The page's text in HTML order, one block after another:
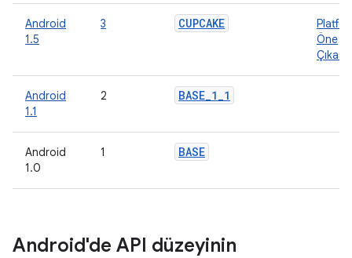
Android
1.5
3 CUPCAKE
Öne
Android
1.1
2 BASE_1_1
Android
1.0
1 BASE
Android'de API düzeyinin